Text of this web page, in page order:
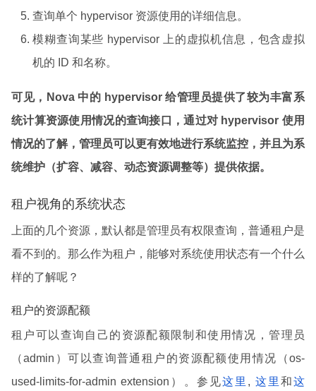
查询单个 hypervisor 资源使用的详细信息。
模糊查询某些 hypervisor 上的虚拟机信息，包含虚拟
机的 ID 和名称。
可见，Nova 中的 hypervisor 给管理员提供了较为丰富系
统计算资源使用情况的查询接口，通过对 hypervisor 使用
情况的了解，管理员可以更有效地进行系统监控，并且为系
统维护（扩容、减容、动态资源调整等）提供依据。
租户视角的系统状态
上面的几个资源，默认都是管理员有权限查询，普通租户是
看不到的。那么作为租户，能够对系统使用状态有一个什么
样的了解呢？
租户的资源配额
租户可以查询自己的资源配额限制和使用情况，管理员
（admin）可以查询普通租户的资源配额使用情况（os-
used-limits-for-admin extension）。参见这里 , 这里 和这